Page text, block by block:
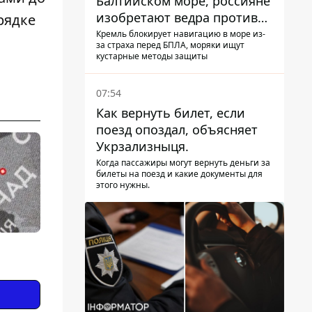
изобретают ведра против
РЭБ
Кремль блокирует навигацию в море из-
за страха перед БПЛА, моряки ищут
кустарные методы защиты
07:54
Как вернуть билет, если
поезд опоздал, объясняет
Укрзализныця.
Когда пассажиры могут вернуть деньги за
билеты на поезд и какие документы для
этого нужны.